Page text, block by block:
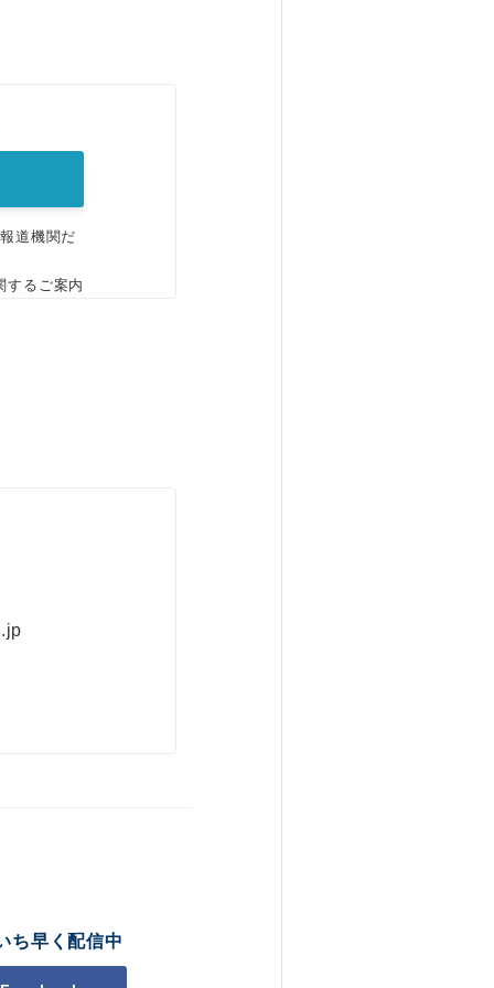
道機関だ
するご案内
ち早く配信中